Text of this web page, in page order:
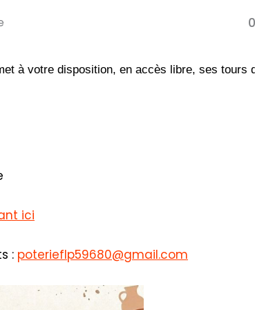
à votre disposition, en accès libre, ses tours
ici
: poterieflp59680@gmail.com